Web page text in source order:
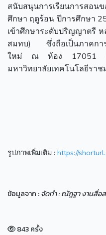
สนับสนุนการเรียนการสอ
ศึกษา ฤดูร้อน ปีการศึกษา
เข้าศึกษาระดับปริญญาตรี
สมทบ) ซึ่งถือเป็นภาคการ
ใหม่ ณ ห้อง 17051 อ
มหาวิทยาลัยเทคโนโลยีรา
รูปภาพเพิ่มเติม : https://
ข้อมูลจาก :จัดทำ : ณัฎฐา งานสื่อ
843 ครั้ง